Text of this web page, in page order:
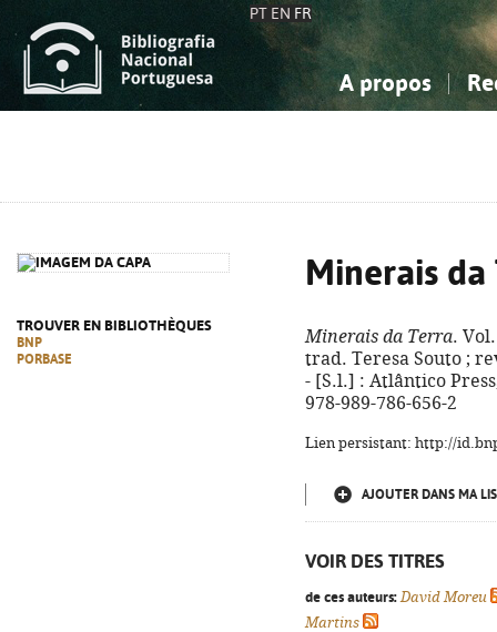
PT EN FR
A propos
TROUVER EN BIBLIOTHÈQUES
BNP
PORBASE
Minerais da
Minerais da Terra.
trad. Teresa Souto ;
- [S.l.] : Atlântico
978-989-786-656-2
Lien persistant: http://
AJOUTER DANS MA
VOIR DES TITRES
de ces auteurs: David Moreu
Martins